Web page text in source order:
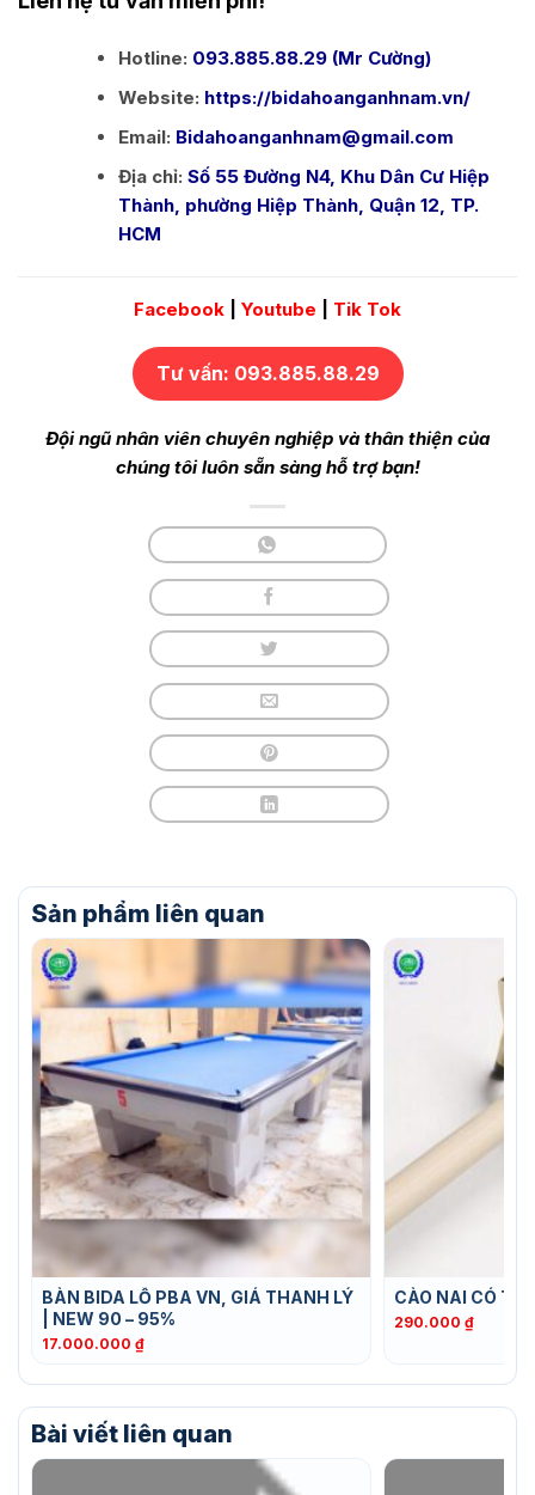
Hotline: 093.885.88.29 (Mr Cường)
Website: https://bidahoanganhnam.vn/
Email: Bidahoanganhnam@gmail.com
Địa chỉ: Số 55 Đường N4, Khu Dân Cư Hiệp
Thành, phường Hiệp Thành, Quận 12, TP.
HCM
Facebook Youtube Tik Tok
Tư vấn: 093.885.88.29
Đội ngũ nhân viên chuyên nghiệp và thân thiện của
chúng tôi luôn sẵn sàng hỗ trợ bạn!
Sản phẩm liên quan
BÀN BIDA LỖ PBA VN, GIÁ THANH LÝ
| NEW 90 – 95%
17.000.000 ₫
CÀO NAI CÓ
290.000₫
Bài viết liên quan